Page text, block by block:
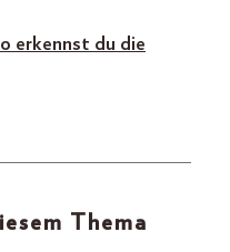
erkennst du die
Thema